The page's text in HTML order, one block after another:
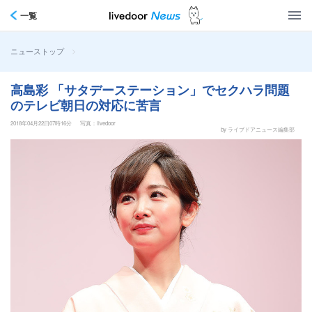
一覧
ニューストップ >
高島彩 「サタデーステーション」でセクハラ問題
のテレビ朝日の対応に苦言
2018年04月22日07時16分
写真：livedoor
by ライブドアニュース編集部